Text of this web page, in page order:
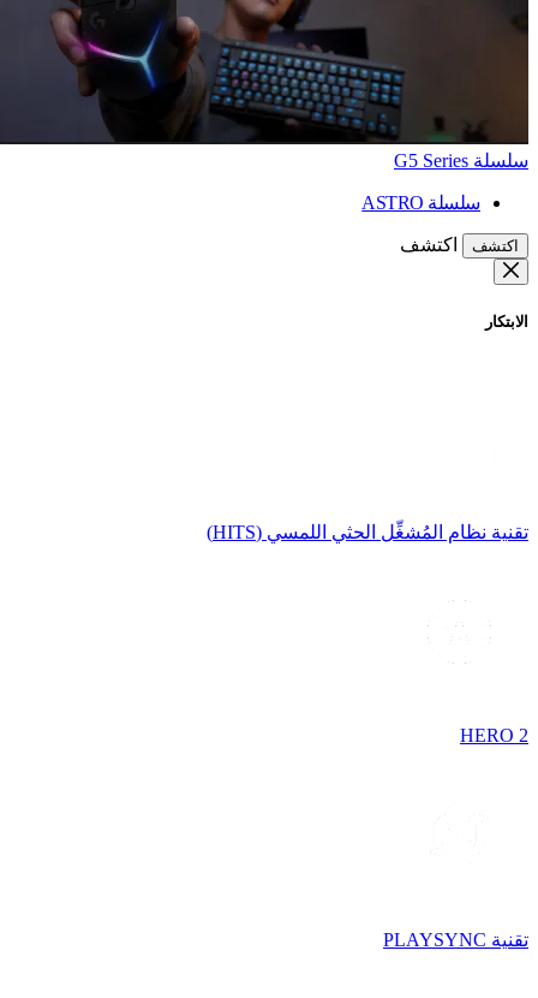
سلسلة G5 Series
سلسلة ASTRO
اكتشف اكتشف
الابتكار
تقنية نظام المُشغِّل الحثي اللمسي (HITS)
HERO 2
تقنية PLAYSYNC